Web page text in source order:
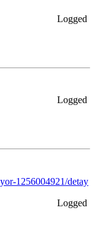
Logged
Logged
1256004921/detay
Logged